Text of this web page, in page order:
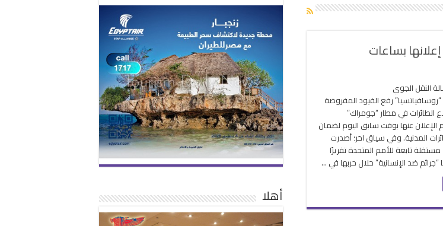
بساعات
النقل الجوي
“روسافياتسيا” رفع القيود المفروضة
الطائرات في مطار “جومراك”
الإعلان عنها بوقت سابق اليوم لضمان
المدنية. وفي سياق اخر؛ أصدرت
تابعة للأمم المتحدة تقريرًا
ضد الإنسانية” خلال حربها في …
أهلا